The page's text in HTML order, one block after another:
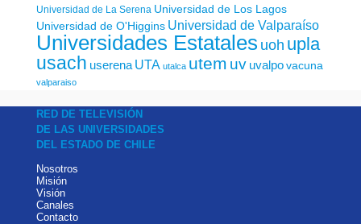
Universidad de La Serena Universidad de Los Lagos
Universidad de O'Higgins Universidad de Valparaíso
Universidades Estatales uoh upla
usach userena UTA utalca utem uv uvalpo vacuna
valparaiso
RED DE TELEVISIÓN
DE LAS UNIVERSIDADES
DEL ESTADO DE CHILE
Nosotros
Misión
Visión
Canales
Contacto